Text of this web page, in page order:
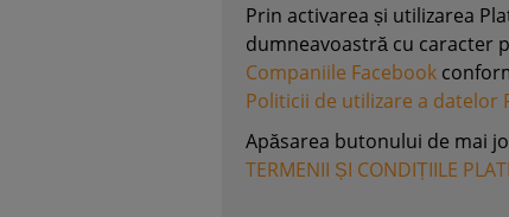
Prin activarea și utilizarea
dumneavoastră cu caracter
Companiile Facebook
Politicii de utilizare a datelor
Apăsarea butonului de mai
TERMENII ȘI CONDIȚIILE